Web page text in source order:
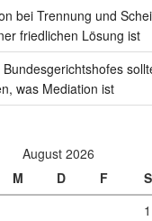
bei Trennung und
friedlichen Lösung ist
was Mediation ist
August 2026
M D F S
1